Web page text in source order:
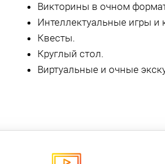
Викторины в очном
Интеллектуальные игры и
Квесты.
Круглый стол.
Виртуальные и очные